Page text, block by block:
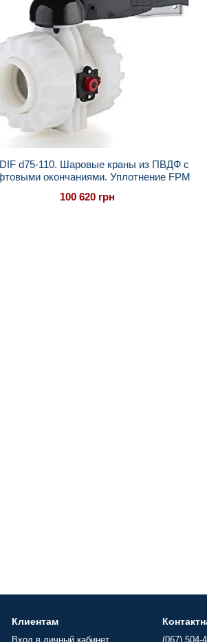
d75-110. Шаровые краны из ПВДФ с
окончаниями. Уплотнение FPM
100 620 грн
Клиентам
Вход в личный кабинет (067) 504-